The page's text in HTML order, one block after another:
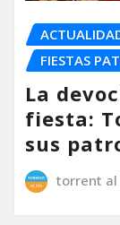
FIESTAS
La
fiesta:
sus
torrent al